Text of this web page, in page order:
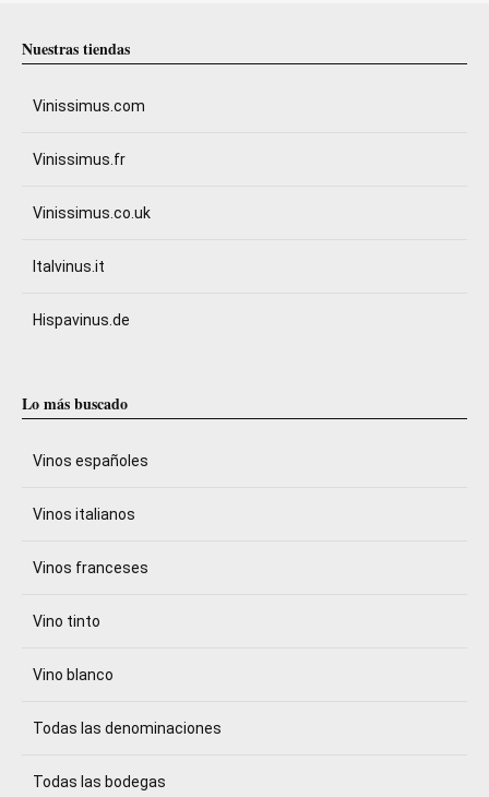
Nuestras tiendas
Vinissimus.com
Vinissimus.fr
Vinissimus.co.uk
Italvinus.it
Hispavinus.de
Lo más buscado
Vinos españoles
Vinos italianos
Vinos franceses
Vino tinto
Vino blanco
Todas las denominaciones
Todas las bodegas